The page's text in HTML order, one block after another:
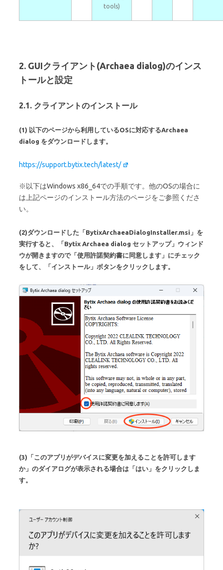
tools)
2. GUIクライアント(Archaea dialog)のインス
トールと設定
2.1. クライアントのインストール
(1) 以下のページから利用しているOSに対応するArchaea
dialog をダウンロードします。
https://support.bytix.tech/latest/
※以下はWindows x86_64での手順です。他のOSの場合に
は上記ページのインストール方法のページをご参照くださ
い。
(2)ダウンロードした「BytixArchaeaDialogInstaller.msi」を
実行すると、「Bytix Archaea dialog セットアップ」ウィンド
ウが開きますので「使用許諾契約書に同意します」にチェック
をして、「インストール」ボタンをクリックします。
(3)「このアプリがデバイスに変更を加えることを許可します
か」のダイアログが表示される場合は「はい」をクリックしま
す。